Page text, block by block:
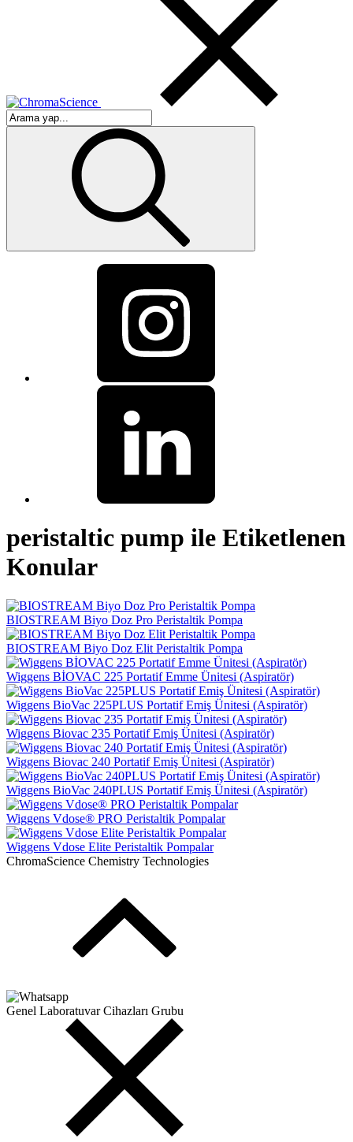
peristaltic pump ile Etiketlenen
Konular
BIOSTREAM Biyo Doz Pro Peristaltik Pompa
BIOSTREAM Biyo Doz Elit Peristaltik Pompa
Wiggens BİOVAC 225 Portatif Emme Ünitesi (Aspiratör)
Wiggens BioVac 225PLUS Portatif Emiş Ünitesi (Aspiratör)
Wiggens Biovac 235 Portatif Emiş Ünitesi (Aspiratör)
Wiggens Biovac 240 Portatif Emiş Ünitesi (Aspiratör)
Wiggens BioVac 240PLUS Portatif Emiş Ünitesi (Aspiratör)
Wiggens Vdose® PRO Peristaltik Pompalar
Wiggens Vdose Elite Peristaltik Pompalar
ChromaScience Chemistry Technologies
Genel Laboratuvar Cihazları Grubu